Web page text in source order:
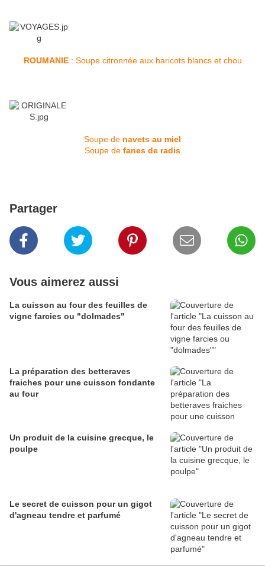
ROUMANIE: Soupe citronnée aux haricots blancs et chou
Soupe de navets au miel
Soupe de fanes de radis
Partager
Vous aimerez aussi
La cuisson au four des feuilles de
vigne farcies ou "dolmades"
La préparation des betteraves
fraiches pour une cuisson fondante
au four
Un produit de la cuisine grecque, le
poulpe
Le secret de cuisson pour un gigot
d'agneau tendre et parfumé